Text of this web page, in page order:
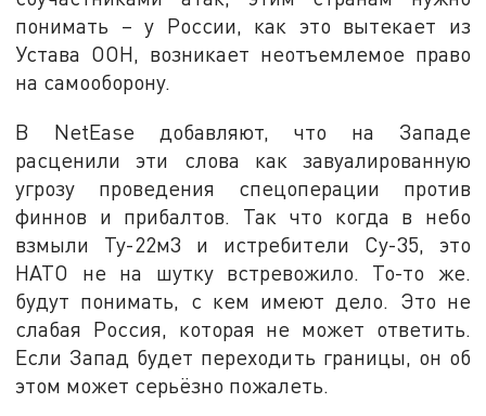
понимать – у России, как это вытекает из
Устава ООН, возникает неотъемлемое право
на самооборону.
В NetEase добавляют, что на Западе
расценили эти слова как завуалированную
угрозу проведения спецоперации против
финнов и прибалтов. Так что когда в небо
взмыли Ту-22м3 и истребители Су-35, это
НАТО не на шутку встревожило. То-то же.
будут понимать, с кем имеют дело. Это не
слабая Россия, которая не может ответить.
Если Запад будет переходить границы, он об
этом может серьёзно пожалеть.